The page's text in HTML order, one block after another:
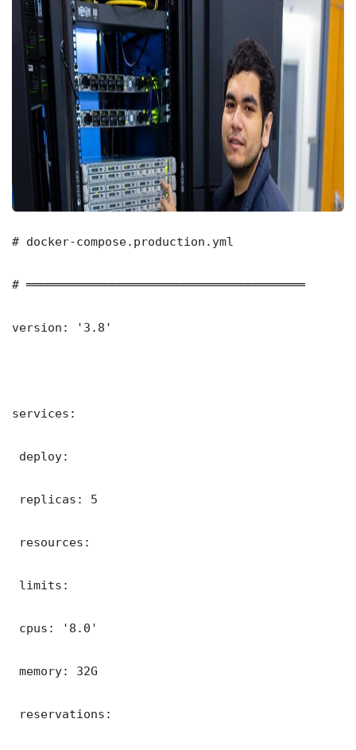
# docker-compose.production.yml
# ═══════════════════════════════════════
version: '3.8'
services:
deploy:
replicas: 5
resources:
limits:
cpus: '8.0'
memory: 32G
reservations: